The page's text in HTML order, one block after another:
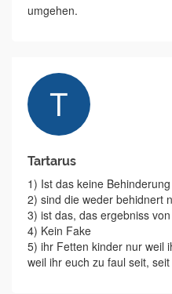
umgehen.
Tartarus
1) Ist das keine Behinderung
2) sind die weder behidnert
3) ist das, das ergebniss
4) Kein Fake
5) ihr Fetten kinder nur weil
weil ihr euch zu faul seit,